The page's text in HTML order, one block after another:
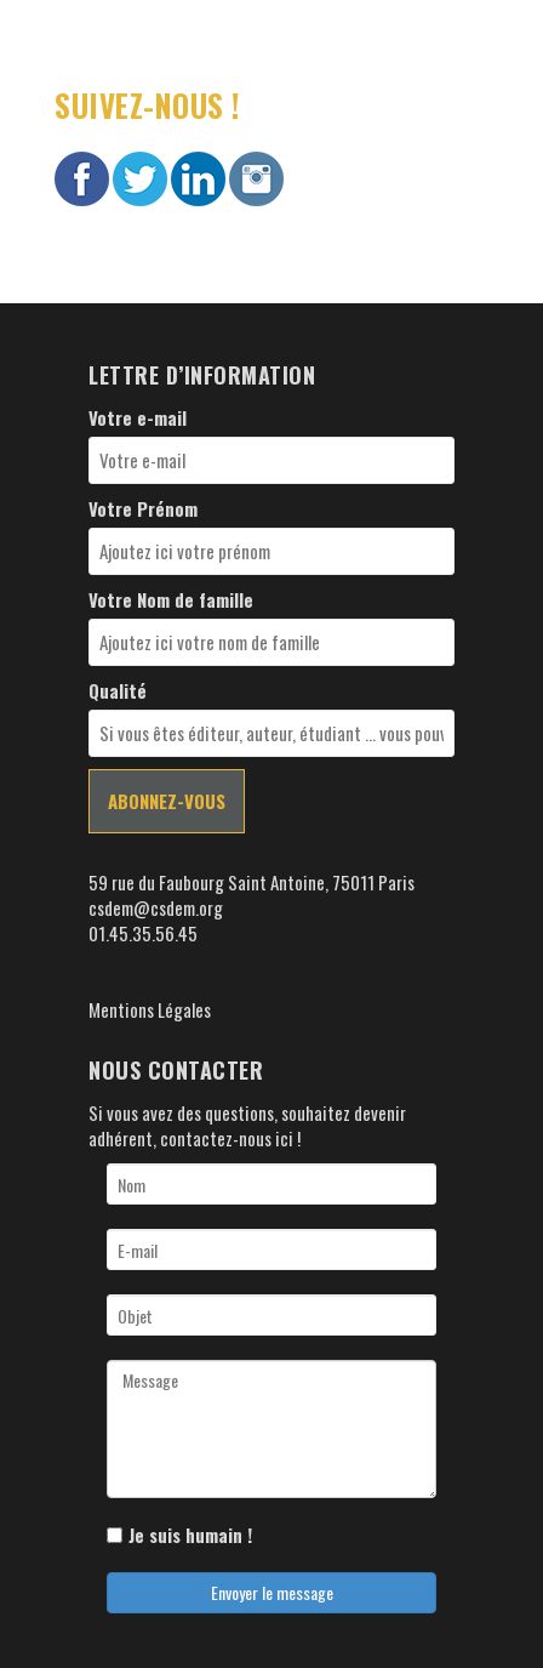
SUIVEZ-NOUS !
LETTRE D’INFORMATION
Votre e-mail
Votre Prénom
Votre Nom de famille
Qualité
59 rue du Faubourg Saint Antoine, 75011 Paris
csdem@csdem.org
01.45.35.56.45
Mentions Légales
NOUS CONTACTER
Si vous avez des questions, souhaitez devenir
adhérent, contactez-nous ici !
Je suis humain !
Envoyer le message